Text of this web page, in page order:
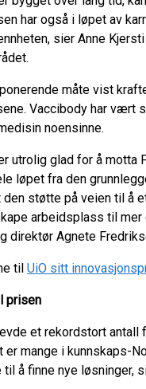
har også i løpet av
, sier Anne
måte vist
Vaccibody har vært
noensinne.
utrolig glad for å
løpet fra den
støtte på veien til å
arbeidsplass til mer
direktør Agnete
til UiO sitt
prisen
et rekordstort
mange i kunnskaps-
å finne nye løsninger,